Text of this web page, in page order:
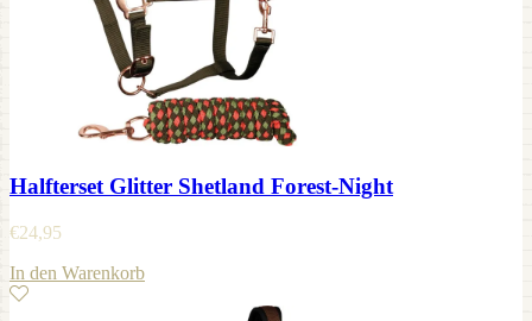
Halfterset Glitter Shetland Forest-Night
€24,95
In den Warenkorb